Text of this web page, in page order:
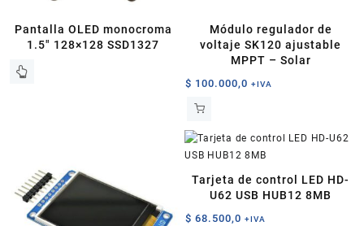
Pantalla OLED monocroma
1.5″ 128×128 SSD1327
Módulo regulador de
voltaje SK120 ajustable
MPPT – Solar
$ 100.000,0 +IVA
Tarjeta de control LED HD-
U62 USB HUB12 8MB
$ 68.500,0 +IVA